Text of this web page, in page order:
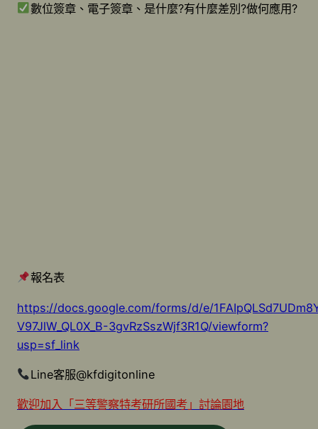
數位簽章、電子簽章、是什麼?有什麼差別?做何應用?
報名表
https://docs.google.com/forms/d/e/
V97JlW_QL0X_B-3gvRzSszWjf3R1Q/viewform?
usp=sf_link
Line客服@kfdigitonline
歡迎加入「三等警察特考研所國考」討論園地